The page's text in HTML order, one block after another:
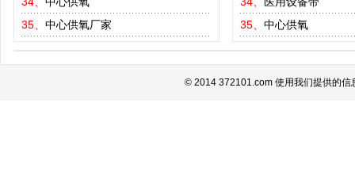
35、 中心供氧厂家
35、 中心供氧
© 2014 372101.com 使用我们提供的信